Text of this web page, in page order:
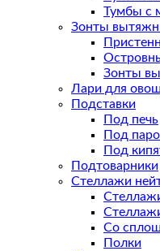
Тумбы с
Зонты
Зонты
Лари для
Подставки
Под печь
Под
Под
Подтоварники
Стеллажи
Со
Полки